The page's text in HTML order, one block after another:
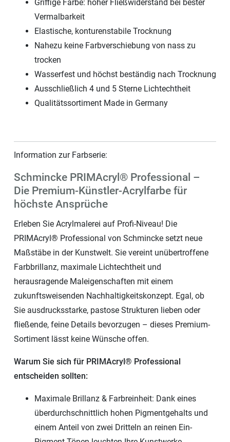
Griffige Farbe: hoher Fließwiderstand bei bester
Vermalbarkeit
Elastische, konturenstabile Trocknung
Nahezu keine Farbverschiebung von nass zu
trocken
Wasserfest und höchst beständig nach Trocknung
Ausschließlich 4 und 5 Sterne Lichtechtheit
Qualitätssortiment Made in Germany
Information zur Farbserie:
Schmincke PRIMAcryl® Professional –
Die Premium-Künstler-Acrylfarbe für
höchste Ansprüche
Erleben Sie Acrylmalerei auf Profi-Niveau! Die
PRIMAcryl® Professional von Schmincke setzt neue
Maßstäbe in der Kunstwelt. Sie vereint unübertroffene
Farbbrillanz, maximale Lichtechtheit und
herausragende Maleigenschaften mit einem
zukunftsweisenden Nachhaltigkeitskonzept. Egal, ob
Sie ausdrucksstarke, pastose Strukturen lieben oder
fließende, feine Details bevorzugen – dieses Premium-
Sortiment lässt keine Wünsche offen.
Warum Sie sich für PRIMAcryl® Professional
entscheiden sollten:
Maximale Brillanz & Farbreinheit: Dank eines
überdurchschnittlich hohen Pigmentgehalts und
einem Anteil von zwei Dritteln an reinen Ein-